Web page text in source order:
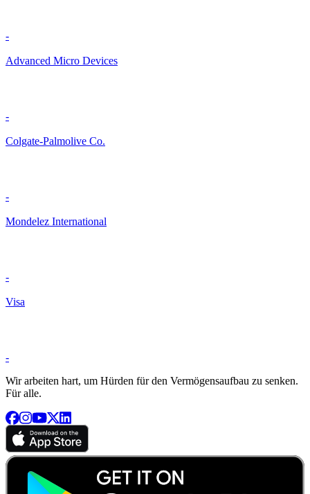
-
Advanced Micro Devices
-
Colgate-Palmolive Co.
-
Mondelez International
-
Visa
-
Wir arbeiten hart, um Hürden für den Vermögensaufbau zu senken.
Für alle.